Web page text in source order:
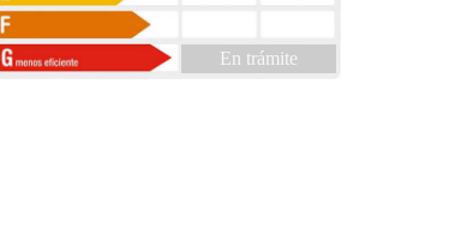
En trámite